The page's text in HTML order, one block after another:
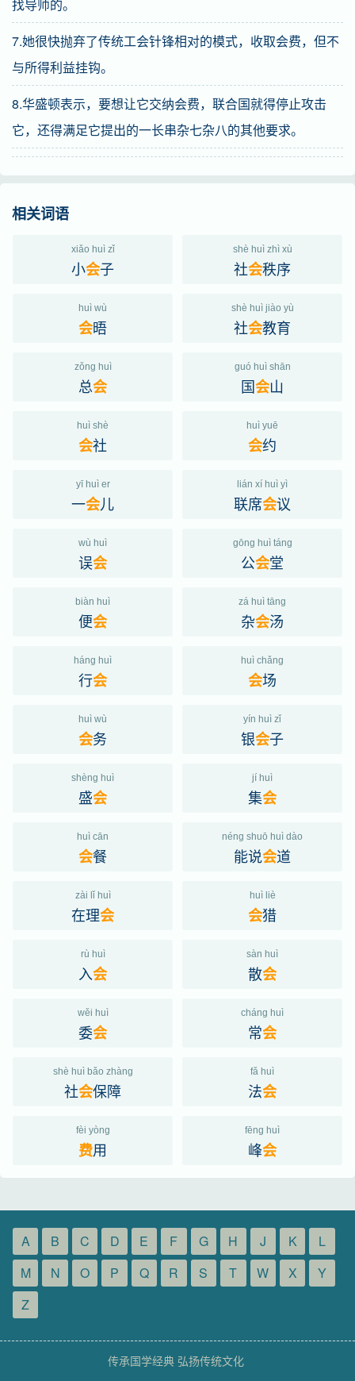
找导师的。
7.她很快抛弃了传统工会针锋相对的模式，收取会费，但不
与所得利益挂钩。
8.华盛顿表示，要想让它交纳会费，联合国就得停止攻击
它，还得满足它提出的一长串杂七杂八的其他要求。
相关词语
xiǎo huì zǐ
小会子
shè huì zhì xù
社会秩序
huì wù
会晤
shè huì jiào yù
社会教育
zǒng huì
总会
guó huì shān
国会山
huì shè
会社
huì yuē
会约
yī huì er
一会儿
lián xí huì yì
联席会议
wù huì
误会
gōng huì táng
公会堂
biàn huì
便会
zá huì tāng
杂会汤
háng huì
行会
huì chǎng
会场
huì wù
会务
yín huì zǐ
银会子
shèng huì
盛会
jí huì
集会
huì cān
会餐
néng shuō huì dào
能说会道
zài lǐ huì
在理会
huì liè
会猎
rù huì
入会
sàn huì
散会
wěi huì
委会
cháng huì
常会
shè huì bǎo zhàng
社会保障
fǎ huì
法会
fèi yòng
费用
fēng huì
峰会
A B C D E F G H J K
L
M
N O P Q R S T W X
Y
Z
传承国学经典 弘扬传统文化